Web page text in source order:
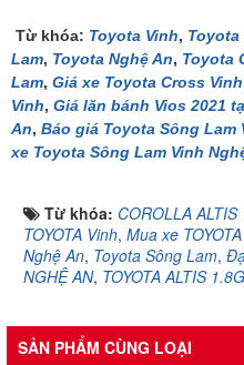
Từ khóa: Toyota Vinh, Toyota
Lam, Toyota Nghệ An, Toyota
Lam, Giá xe Toyota Cross
Vinh, Giá lăn bánh Vios 2021
An, Báo giá Toyota Sông Lam
xe Toyota Sông Lam Vinh
Từ khóa: COROLLA
TOYOTA Vinh, Mua xe
Nghệ An, Toyota Sông Lam,
NGHỆ AN, TOYOTA ALTIS 1.8G
SẢN PHẨM CÙNG LOẠI